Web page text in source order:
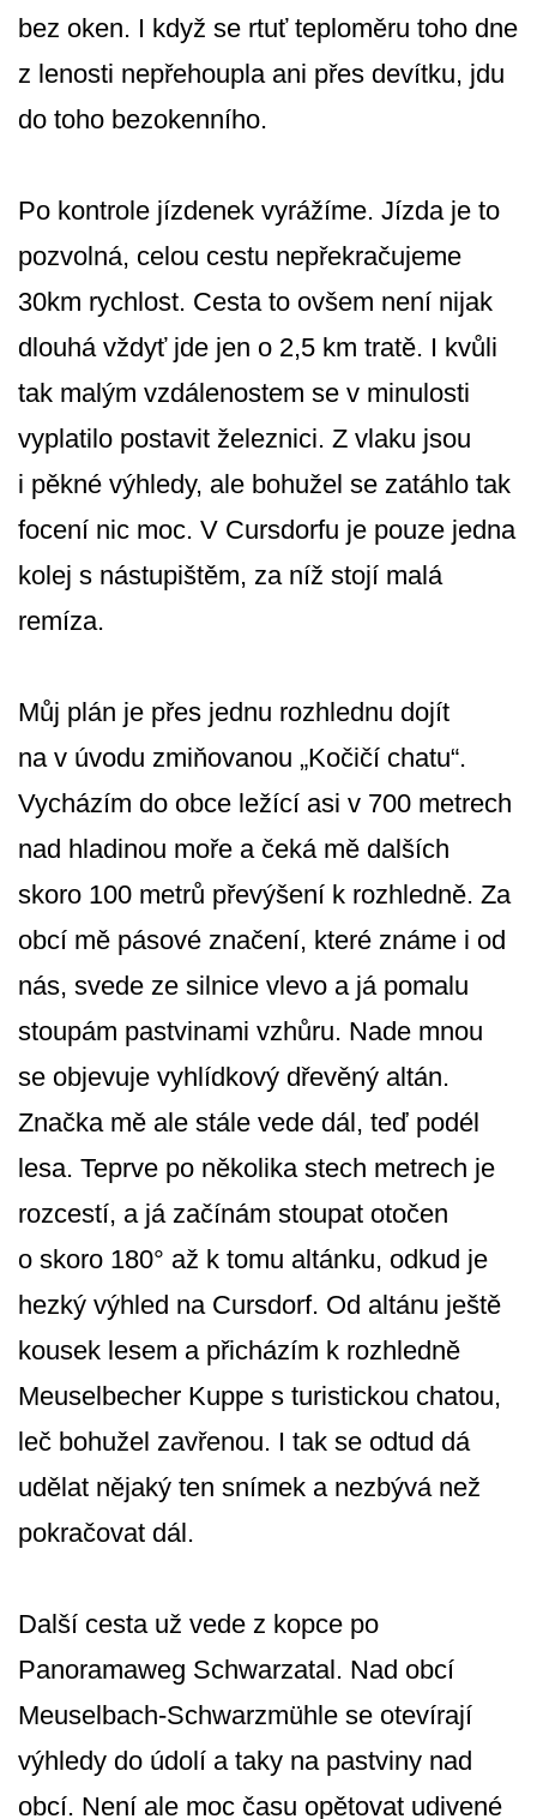
bez oken. I když se rtuť teploměru toho dne
z lenosti nepřehoupla ani přes devítku, jdu
do toho bezokenního.
Po kontrole jízdenek vyrážíme. Jízda je to
pozvolná, celou cestu nepřekračujeme
30km rychlost. Cesta to ovšem není nijak
dlouhá vždyť jde jen o 2,5 km tratě. I kvůli
tak malým vzdálenostem se v minulosti
vyplatilo postavit železnici. Z vlaku jsou
i pěkné výhledy, ale bohužel se zatáhlo tak
focení nic moc. V Cursdorfu je pouze jedna
kolej s nástupištěm, za níž stojí malá
remíza.
Můj plán je přes jednu rozhlednu dojít
na v úvodu zmiňovanou „Kočičí chatu“.
Vycházím do obce ležící asi v 700 metrech
nad hladinou moře a čeká mě dalších
skoro 100 metrů převýšení k rozhledně. Za
obcí mě pásové značení, které známe i od
nás, svede ze silnice vlevo a já pomalu
stoupám pastvinami vzhůru. Nade mnou
se objevuje vyhlídkový dřevěný altán.
Značka mě ale stále vede dál, teď podél
lesa. Teprve po několika stech metrech je
rozcestí, a já začínám stoupat otočen
o skoro 180° až k tomu altánku, odkud je
hezký výhled na Cursdorf. Od altánu ještě
kousek lesem a přicházím k rozhledně
Meuselbecher Kuppe s turistickou chatou,
leč bohužel zavřenou. I tak se odtud dá
udělat nějaký ten snímek a nezbývá než
pokračovat dál.
Další cesta už vede z kopce po
Panoramaweg Schwarzatal. Nad obcí
Meuselbach-Schwarzmühle se otevírají
výhledy do údolí a taky na pastviny nad
obcí. Není ale moc času opětovat udivené